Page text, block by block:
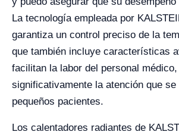
La tecnología empleada por
garantiza un control preciso de la
que también incluye características
facilitan la labor del personal
significativamente la atención que se
pequeños pacientes.
Los calentadores radiantes de